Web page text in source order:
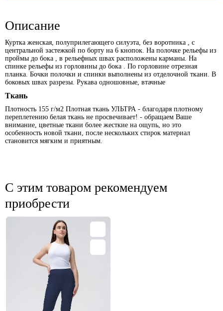
Описание
Куртка женская, полуприлегающего силуэта, без воротника , с
центральной застежкой по борту на 6 кнопок. На полочке рельефы из
проймы до бока , в рельефных швах расположены карманы. На
спинке рельефы из горловины до бока . По горловине отрезная
планка. Бочки полочки и спинки выполнены из отделочной ткани. В
боковых швах разрезы. Рукава одношовные, втачные
Ткань
Плотность 155 г/м2 Плотная ткань УЛЬТРА - благодаря плотному
переплетению белая ткань не просвечивает! - обращаем Ваше
внимание, цветные ткани более жесткие на ощупь, но это
особенность новой ткани, после нескольких стирок материал
становится мягким и приятным.
С этим товаром рекомендуем
приобрести